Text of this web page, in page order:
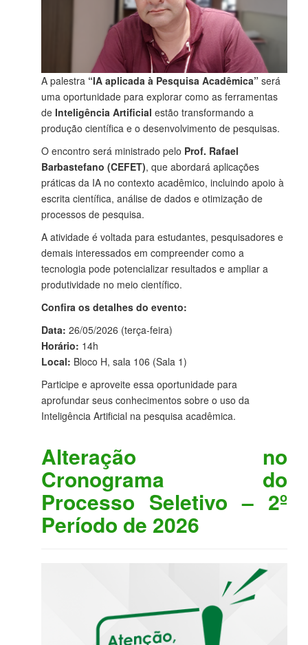
A palestra “IA aplicada à Pesquisa Acadêmica” será
uma oportunidade para explorar como as ferramentas
de Inteligência Artificial estão transformando a
produção científica e o desenvolvimento de pesquisas.
O encontro será ministrado pelo Prof. Rafael
Barbastefano (CEFET), que abordará aplicações
práticas da IA no contexto acadêmico, incluindo apoio à
escrita científica, análise de dados e otimização de
processos de pesquisa.
A atividade é voltada para estudantes, pesquisadores e
demais interessados em compreender como a
tecnologia pode potencializar resultados e ampliar a
produtividade no meio científico.
Confira os detalhes do evento:
Data: 26/05/2026 (terça-feira)
Horário: 14h
Local: Bloco H, sala 106 (Sala 1)
Participe e aproveite essa oportunidade para
aprofundar seus conhecimentos sobre o uso da
Inteligência Artificial na pesquisa acadêmica.
Alteração no
Cronograma do
Processo Seletivo – 2º
Período de 2026